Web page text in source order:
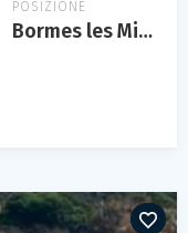
POSIZIONE
Bormes les Mimosas